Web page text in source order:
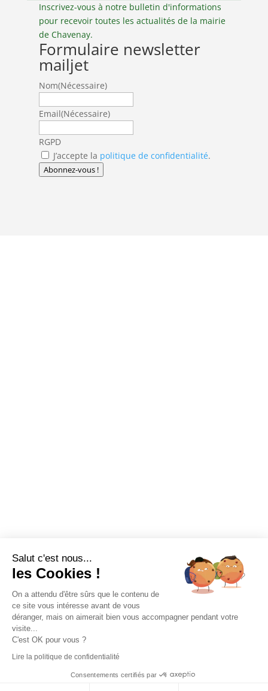
Inscrivez-vous à notre bulletin d'informations
pour recevoir toutes les actualités de la mairie
de Chavenay.
Formulaire newsletter
mailjet
Nom(Nécessaire)
Email(Nécessaire)
RGPD
J’accepte la politique de confidentialité.
Abonnez-vous !
Salut c'est nous...
les Cookies !
On a attendu d'être sûrs que le contenu de
ce site vous intéresse avant de vous
déranger, mais on aimerait bien vous accompagner pendant votre
visite...
C'est OK pour vous ?
Lire la politique de confidentialité
Consentements certifiés par